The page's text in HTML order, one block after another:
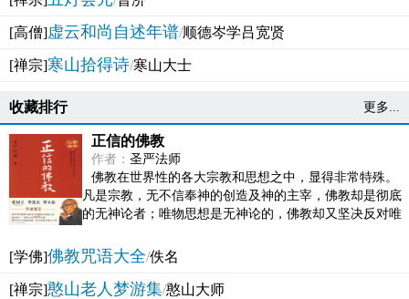
[高僧]虚云和尚自述年谱/顺德岑学吕宽贤
[禅宗]寒山拾得诗/寒山大士
收藏排行 更多...
正信的佛教
作者： 圣严法师
佛教在世界性的各大宗教和思想之中，显得非常特殊。
凡是宗教，无不信奉神的创造及神的主宰，佛教却是彻底
的无神论者；唯物思想是无神论的，佛教却又坚决反对唯
[学佛]佛教咒语大全/佚名
[禅宗]憨山老人梦游集/憨山大师